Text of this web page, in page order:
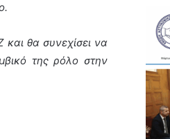
θα συνεχίσει να
της ρόλο στην